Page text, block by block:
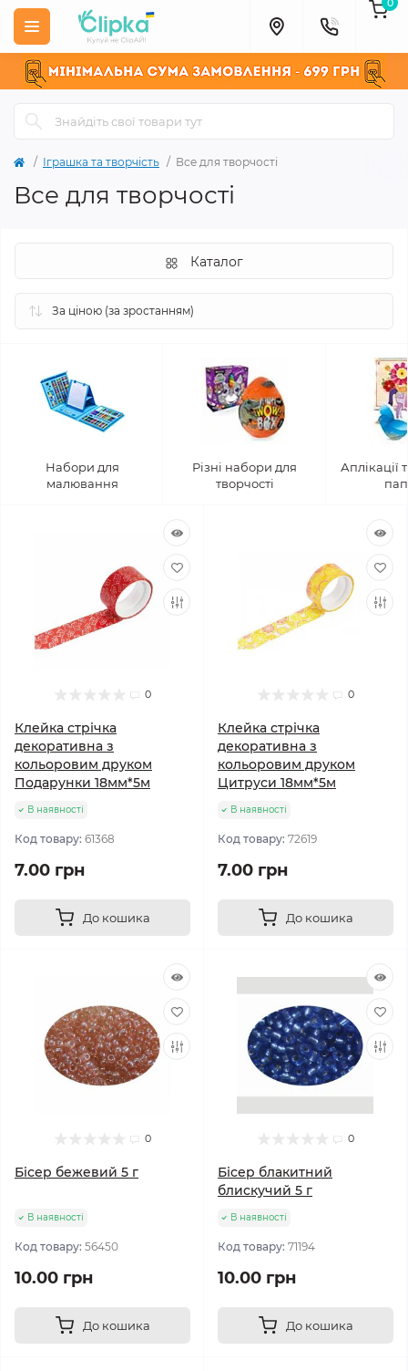
Іграшка та творчість Все для творчості
Все для творчості
Каталог
Набори для
малювання
Різні набори для
творчості
Аплікації
0
Клейка стрічка
декоративна з
кольоровим друком
Подарунки 18мм*5м
В наявності
Код товару: 61368
7.00 грн
До кошика
0
Клейка стрічка
декоративна з
кольоровим друком
Цитруси 18мм*5м
В наявності
Код товару: 72619
7.00 грн
До кошика
0
Бісер бежевий 5 г
В наявності
Код товару: 56450
10.00 грн
До кошика
0
Бісер блакитний
блискучий 5 г
В наявності
Код товару: 71194
10.00 грн
До кошика